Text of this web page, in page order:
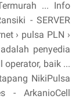
... Info
- SERVER
› pulsa PLN ›
penyedia
baik ...
NikiPulsa
- ArkanioCell